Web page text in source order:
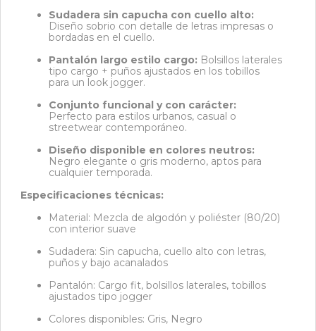
Sudadera sin capucha con cuello alto:
Diseño sobrio con detalle de letras impresas o
bordadas en el cuello.
Pantalón largo estilo cargo: Bolsillos laterales
tipo cargo + puños ajustados en los tobillos
para un look jogger.
Conjunto funcional y con carácter:
Perfecto para estilos urbanos, casual o
streetwear contemporáneo.
Diseño disponible en colores neutros:
Negro elegante o gris moderno, aptos para
cualquier temporada.
Especificaciones técnicas:
Material: Mezcla de algodón y poliéster (80/20)
con interior suave
Sudadera: Sin capucha, cuello alto con letras,
puños y bajo acanalados
Pantalón: Cargo fit, bolsillos laterales, tobillos
ajustados tipo jogger
Colores disponibles: Gris, Negro